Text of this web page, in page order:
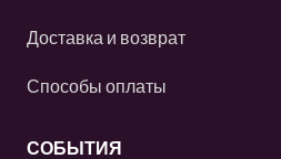
Доставка и возврат
Способы оплаты
СОБЫТИЯ